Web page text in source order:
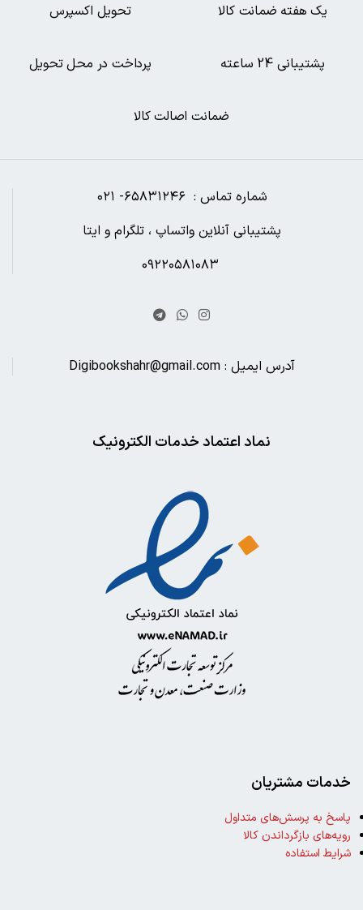
ضمانت اصالت کالا
پرداخت در محل تحویل پشتیبانی 24 ساعته
تحویل اکسپرس یک هفته ضمانت کالا
شماره تماس : ۶۵۸۳۱۲۴۶- ۰۲۱
پشتیبانی آنلاین واتساپ ، تلگرام و ایتا
آدرس ایمیل : Digibookshahr@gmail.com
نماد اعتماد خدمات الکترونیک
خدمات مشتریان
پاسخ به پرسش‌های متداول
رویه‌های بازگرداندن کالا
شرایط استفاده